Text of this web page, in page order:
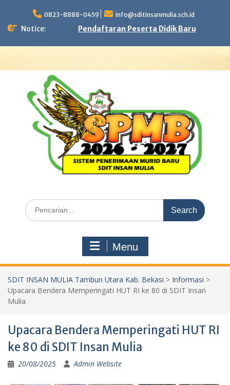
content
0823-8888-0459 info@sditinsanmulia.sch.id
Notice: Pendaftaran Peserta Didik Baru
Search
for:
Menu
SDIT INSAN MULIA Tambun Utara Kab. Bekasi > Informasi >
Upacara Bendera Memperingati HUT RI ke 80 di SDIT Insan
Mulia
Upacara Bendera Memperingati HUT RI
ke 80 di SDIT Insan Mulia
20/08/2025 Admin Website